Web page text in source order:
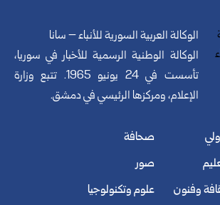
الوكالة العربية السورية للأنباء – سانا
الوكالة الوطنية الرسمية للأخبار في سوريا،
تأسست في 24 يونيو 1965. تتبع وزارة
الإعلام، ومركزها الرئيسي في دمشق.
وفنون
صحافة
صور
علوم وتكنولوجيا